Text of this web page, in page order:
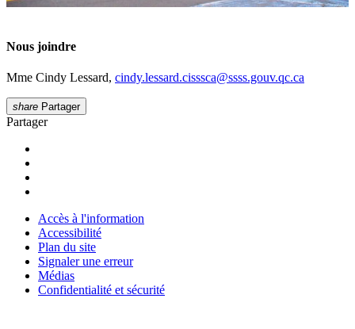
Nous joindre
Mme Cindy Lessard, cindy.lessard.cisssca@ssss.gouv.qc.ca
share Partager
Partager
Accès à l'information
Accessibilité
Plan du site
Signaler une erreur
Médias
Confidentialité et sécurité